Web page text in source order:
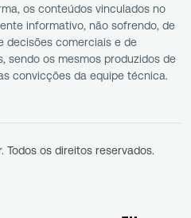
os conteúdos vinculados no
informativo, não sofrendo, de
decisões comerciais e de
sendo os mesmos produzidos de
convicções da equipe técnica.
Todos os direitos reservados.